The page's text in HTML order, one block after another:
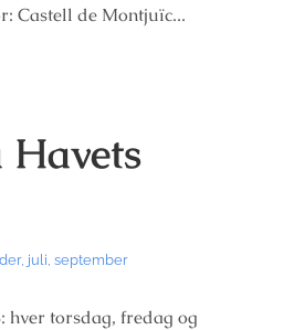
Castell de Montjuïc...
Havets
, juli, september
hver torsdag, fredag og